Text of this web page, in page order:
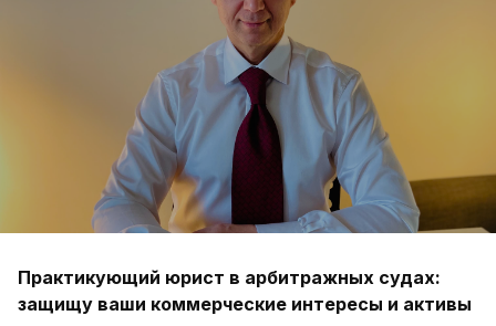
Практикующий юрист в арбитражных судах:
защищу ваши коммерческие интересы и активы